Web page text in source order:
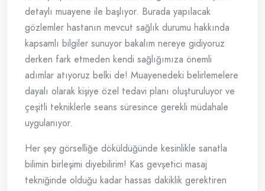
detaylı muayene ile başlıyor. Burada yapılacak
gözlemler hastanın mevcut sağlık durumu hakkında
kapsamlı bilgiler sunuyor bakalım nereye gidiyoruz
derken fark etmeden kendi sağlığımıza önemli
adımlar atıyoruz belki de! Muayenedeki belirlemelere
dayalı olarak kişiye özel tedavi planı oluşturuluyor ve
çeşitli tekniklerle seans süresince gerekli müdahale
uygulanıyor.
Her şey görselliğe döküldüğünde kesinlikle sanatla
bilimin birleşimi diyebilirim! Kas gevşetici masaj
tekniğinde olduğu kadar hassas dakiklik gerektiren